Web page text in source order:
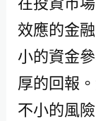
效應的金
小的資金
厚的回報
不小的風